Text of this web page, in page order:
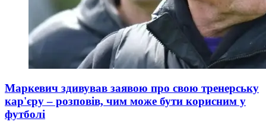
Маркевич здивував заявою про свою тренерську
кар'єру – розповів, чим може бути корисним у
футболі